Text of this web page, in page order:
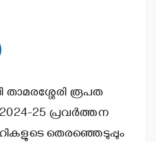
താമരശ്ശേരി രൂപത
25 പ്രവര്‍ത്തന
തെരഞ്ഞെടുപ്പും